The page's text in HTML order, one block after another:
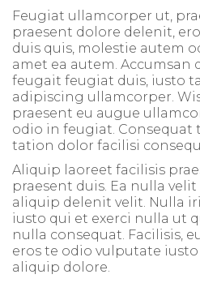
Feugiat ullamcorper ut,
praesent dolore delenit,
duis quis, molestie autem
amet ea autem.
feugait feugiat duis, iusto
adipiscing ullamcorper.
praesent eu augue
odio in feugiat. Consequat
tation dolor facilisi
Aliquip laoreet facilisis
praesent duis. Ea nulla
aliquip delenit velit. Nulla
iusto qui et exerci nulla ut
nulla consequat. Facilisis,
eros te odio vulputate
aliquip dolore.